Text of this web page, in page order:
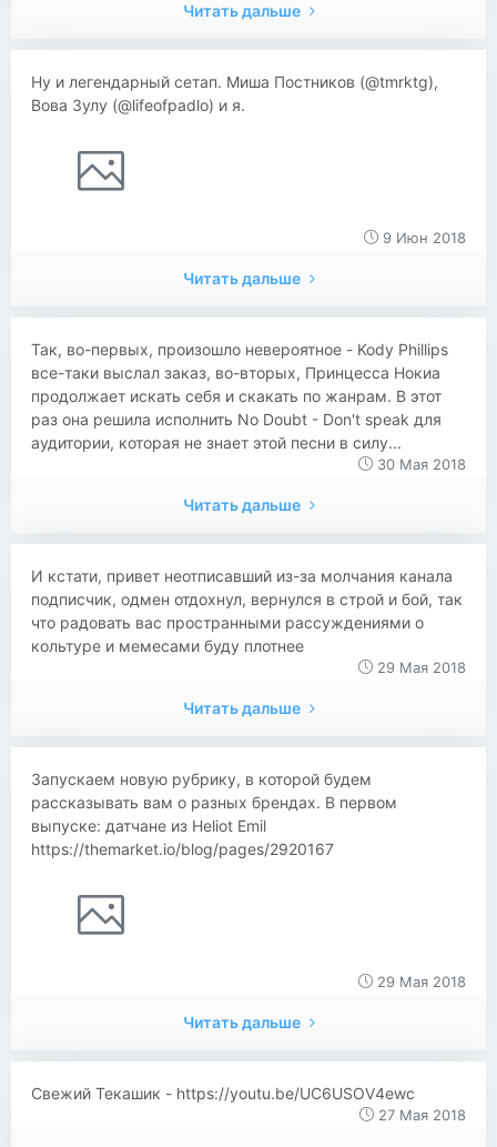
Читать дальше
Ну и легендарный сетап. Миша Постников (@tmrktg),
Вова Зулу (@lifeofpadlo) и я.
9 Июн 2018
Читать дальше
Так, во-первых, произошло невероятное - Kody Phillips
все-таки выслал заказ, во-вторых, Принцесса Нокиа
продолжает искать себя и скакать по жанрам. В этот
раз она решила исполнить No Doubt - Don't speak для
аудитории, которая не знает этой песни в силу...
30 Мая 2018
Читать дальше
И кстати, привет неотписавший из-за молчания канала
подписчик, одмен отдохнул, вернулся в строй и бой, так
что радовать вас пространными рассуждениями о
кольтуре и мемесами буду плотнее
29 Мая 2018
Читать дальше
Запускаем новую рубрику, в которой будем
рассказывать вам о разных брендах. В первом
выпуске: датчане из Heliot Emil
https://themarket.io/blog/pages/2920167
29 Мая 2018
Читать дальше
Свежий Текашик - https://youtu.be/UC6USOV4ewc
27 Мая 2018